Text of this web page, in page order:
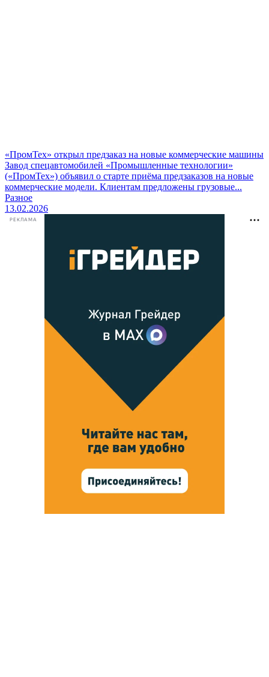
«ПромТех» открыл предзаказ на новые коммерческие машины
Завод спецавтомобилей «Промышленные технологии»
(«ПромТех») объявил о старте приёма предзаказов на новые
коммерческие модели. Клиентам предложены грузовые...
Разное
13.02.2026
РЕКЛАМА